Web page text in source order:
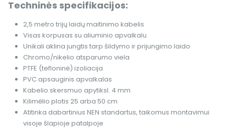
Techninės specifikacijos:
2,5 metro trijų laidų maitinimo kabelis
Visas korpusas su aliuminio apvalkalu
Unikali aklina jungtis tarp šildymo ir prijungimo laido
Chromo/nikelio atsparumo viela
PTFE (tefloninė) izoliacija
PVC apsauginis apvalkalas
Kabelio skersmuo apytiksl. 4 mm
Kilimėlio plotis 25 arba 50 cm
Atitinka dabartinius NEN standartus, taikomus montavimui
visoje šlapioje patalpoje